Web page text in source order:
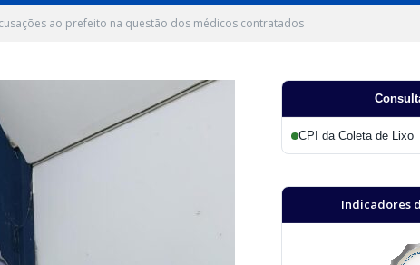
ao prefeito na questão dos médicos contratados
CPI da Coleta de Lixo
Indicadores